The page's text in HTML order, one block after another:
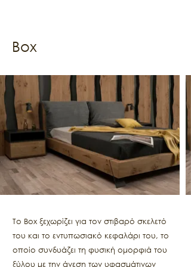
Box
Το Box ξεχωρίζει για τον στιβαρό σκελετό
του και το εντυπωσιακό κεφαλάρι του, το
οποίο συνδυάζει τη φυσική ομορφιά του
ξύλου με την άνεση των υφασμάτινων